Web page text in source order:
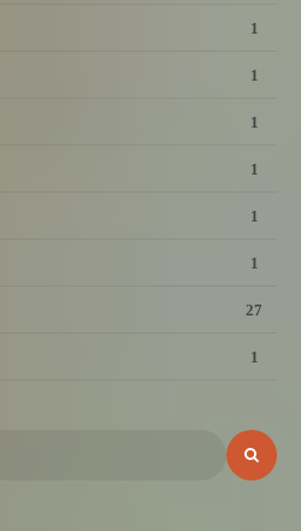
1
1
1
1
1
1
27
1